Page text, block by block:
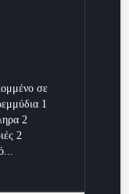
σε
1
2
2